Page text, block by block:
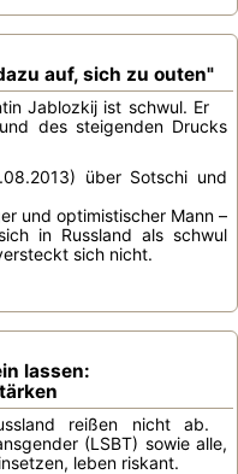
auf, sich zu outen"
Jablozkij ist schwul. Er
des steigenden Drucks
über Sotschi und
und optimistischer Mann –
in Russland als schwul
sich nicht.
lassen:
reißen nicht ab.
(LSBT) sowie alle,
leben riskant.